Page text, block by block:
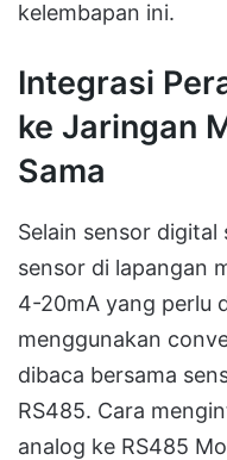
kelembapan ini.
Integrasi
ke Jaringan
Sama
Selain sensor
sensor di lapangan
4-20mA yang perlu
menggunakan
dibaca bersama
RS485. Cara
analog ke RS485